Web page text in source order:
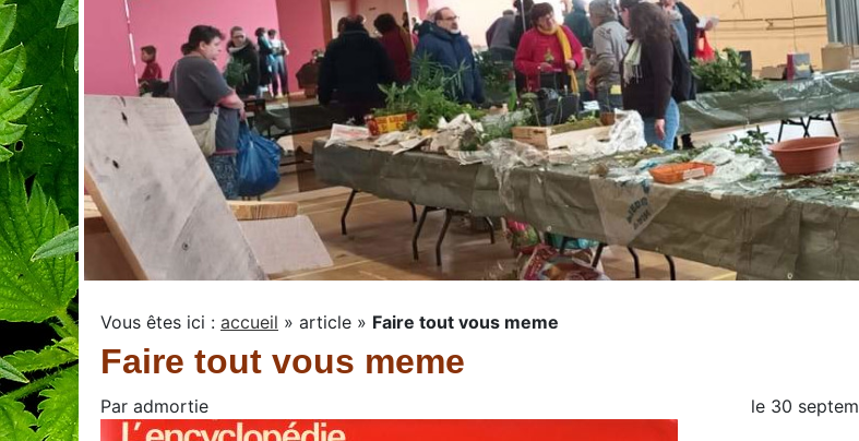
Adhérer
Documents
Plaquette
Bulletin d'adhésion
Livres
Recettes
Projets
Vous êtes ici : accueil » article » Faire tout vous meme
Faire tout vous meme
Par admortie le 30